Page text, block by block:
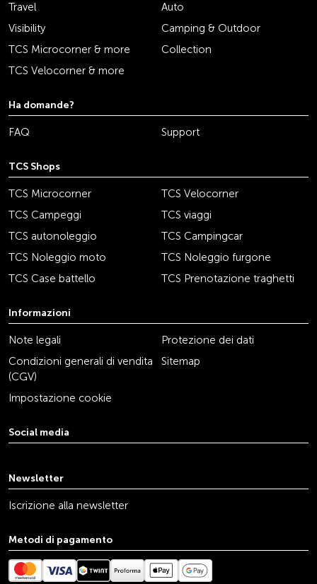
Travel
Auto
Visibility
Camping & Outdoor
TCS Microcorner & more
Collection
TCS Velocorner & more
Ha domande?
FAQ Support
TCS Shops
TCS Microcorner
TCS Velocorner
TCS Campeggi
TCS viaggi
TCS autonoleggio
TCS Campingcar
TCS Noleggio moto
TCS Noleggio furgone
TCS Case battello
TCS Prenotazione traghetti
Informazioni
Note legali
Protezione dei dati
Condizioni generali di vendita
(CGV)
Sitemap
Impostazione cookie
Social media
Newsletter
Iscrizione alla newsletter
Metodi di pagamento